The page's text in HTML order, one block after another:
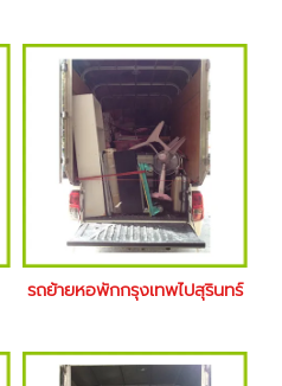
รถย้ายหอพักกรุงเทพไปสุรินทร์